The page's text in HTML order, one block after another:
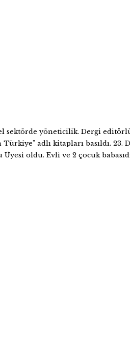
sektörde yöneticilik. Dergi
adlı kitapları basıldı.
oldu. Evli ve 2 çocuk